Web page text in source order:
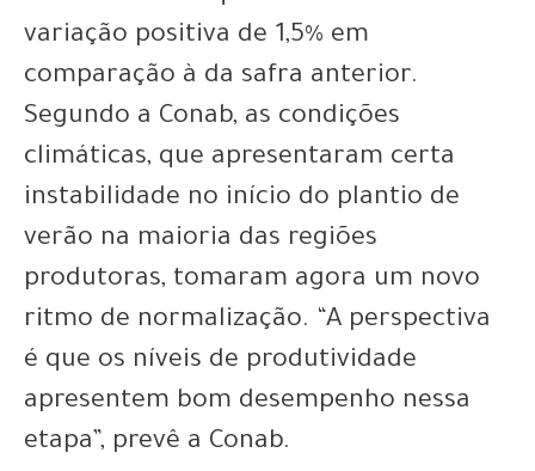
variação positiva de 1,5% em
comparação à da safra anterior.
Segundo a Conab, as condições
climáticas, que apresentaram certa
instabilidade no início do plantio de
verão na maioria das regiões
produtoras, tomaram agora um novo
ritmo de normalização. “A perspectiva
é que os níveis de produtividade
apresentem bom desempenho nessa
etapa”, prevê a Conab.